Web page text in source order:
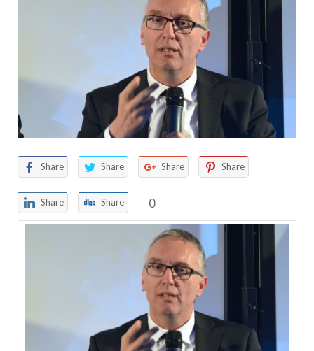
Share Share Share Share
Share Share 0